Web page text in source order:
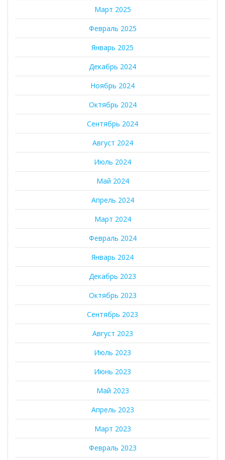
Март 2025
Февраль 2025
Январь 2025
Декабрь 2024
Ноябрь 2024
Октябрь 2024
Сентябрь 2024
Август 2024
Июль 2024
Май 2024
Апрель 2024
Март 2024
Февраль 2024
Январь 2024
Декабрь 2023
Октябрь 2023
Сентябрь 2023
Август 2023
Июль 2023
Июнь 2023
Май 2023
Апрель 2023
Март 2023
Февраль 2023